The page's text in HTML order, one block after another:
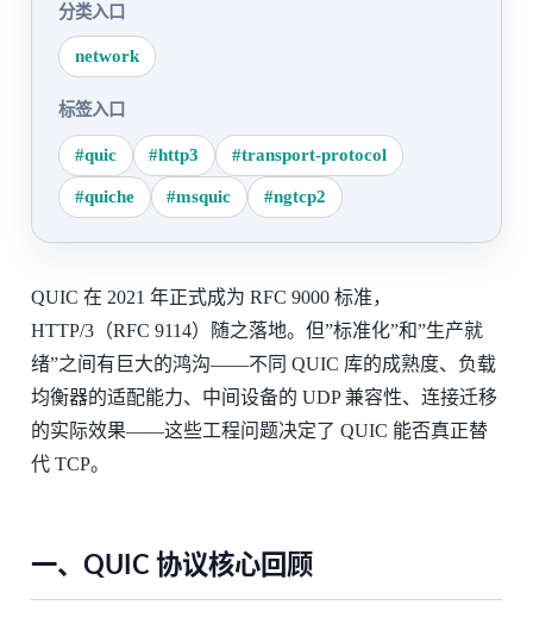
分类入口
network
标签入口
#quic #http3 #transport-protocol
#quiche #msquic #ngtcp2
QUIC 在 2021 年正式成为 RFC 9000 标准，
HTTP/3（RFC 9114）随之落地。但”标准化”和”生产就
绪”之间有巨大的鸿沟——不同 QUIC 库的成熟度、负载
均衡器的适配能力、中间设备的 UDP 兼容性、连接迁移
的实际效果——这些工程问题决定了 QUIC 能否真正替
代 TCP。
一、QUIC 协议核心回顾